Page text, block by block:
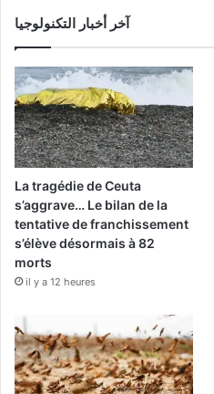
آخر أخبار التكنولوجيا
La tragédie de Ceuta
s’aggrave… Le bilan de la
tentative de franchissement
s’élève désormais à 82
morts
il y a 12 heures